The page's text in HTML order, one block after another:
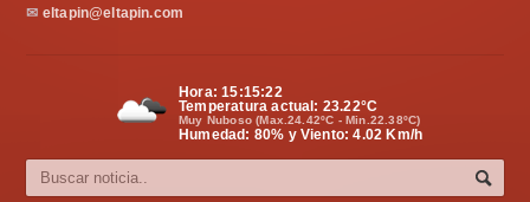
Política
Cultura
✉ eltapin@eltapin.com
Hora:15:15:23
Temperatura actual: 23.22°C
Muy Nuboso (Max.24.42ºC - Min.22.38ºC)
Humedad: 80% y Viento: 4.02 Km/h